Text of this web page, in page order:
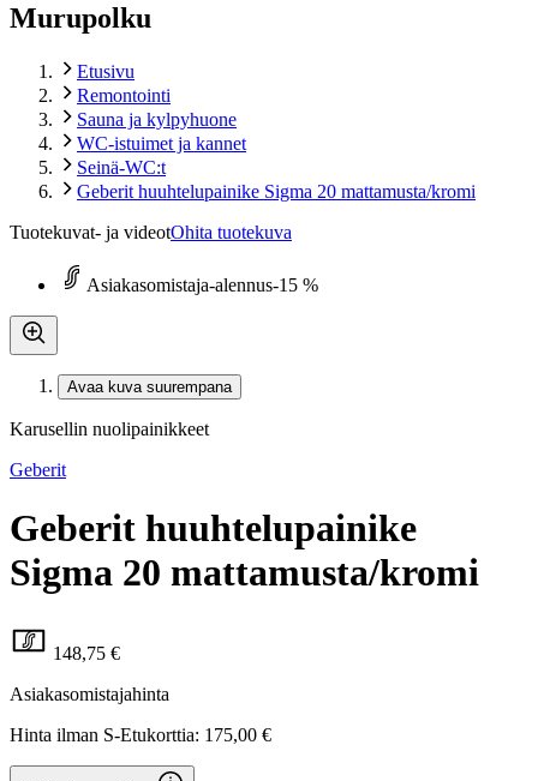
Murupolku
Etusivu
Remontointi
Sauna ja kylpyhuone
WC-istuimet ja kannet
Seinä-WC:t
Geberit huuhtelupainike Sigma 20 mattamusta/kromi
Tuotekuvat- ja videotOhita tuotekuva
Asiakasomistaja-alennus-15 %
Avaa kuva suurempana
Karusellin nuolipainikkeet
Geberit
Geberit huuhtelupainike
Sigma 20 mattamusta/kromi
148,75 €
Asiakasomistajahinta
Hinta ilman S-Etukorttia: 175,00 €